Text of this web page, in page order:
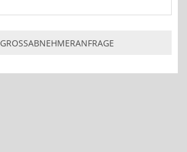
GROSSABNEHMERANFRAGE